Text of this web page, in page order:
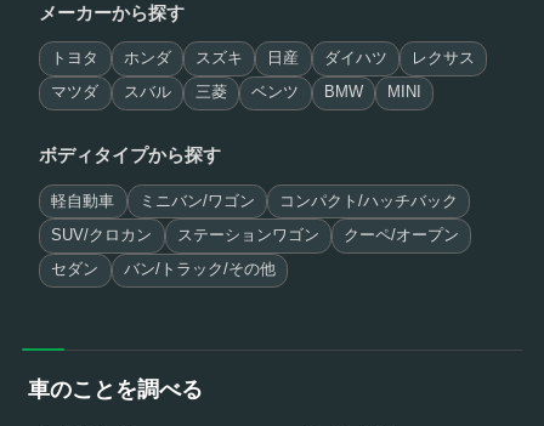
メーカーから探す
トヨタ ホンダ スズキ 日産 ダイハツ レクサス
マツダ スバル 三菱 ベンツ BMW MINI
ボディタイプから探す
軽自動車 ミニバン/ワゴン コンパクト/ハッチバック
SUV/クロカン ステーションワゴン クーペ/オープン
セダン バン/トラック/その他
車のことを調べる